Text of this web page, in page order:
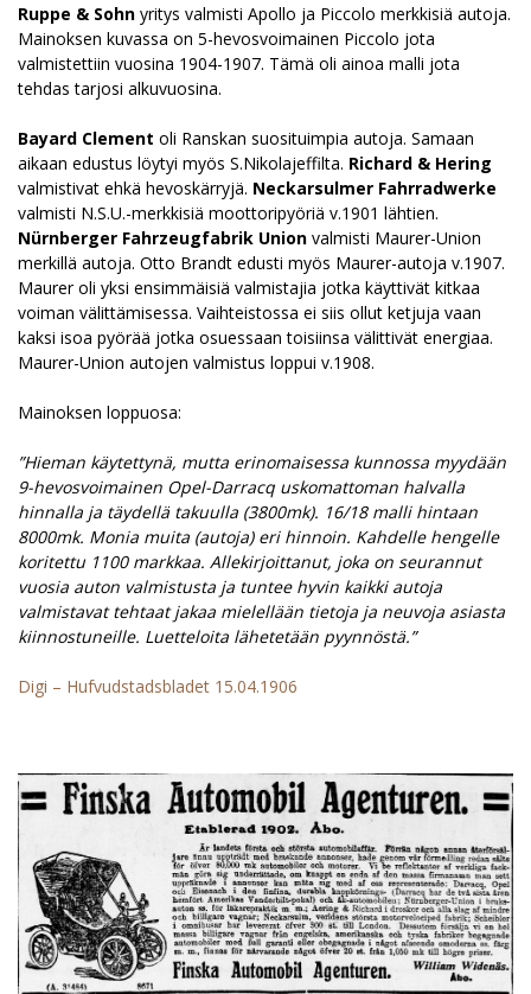
Ruppe & Sohn yritys valmisti Apollo ja Piccolo merkkisiä autoja.
Mainoksen kuvassa on 5-hevosvoimainen Piccolo jota
valmistettiin vuosina 1904-1907. Tämä oli ainoa malli jota
tehdas tarjosi alkuvuosina.
Bayard Clement oli Ranskan suosituimpia autoja. Samaan
aikaan edustus löytyi myös S.Nikolajeffilta. Richard & Hering
valmistivat ehkä hevoskärryjä. Neckarsulmer Fahrradwerke
valmisti N.S.U.-merkkisiä moottoripyöriä v.1901 lähtien.
Nürnberger Fahrzeugfabrik Union valmisti Maurer-Union
merkillä autoja. Otto Brandt edusti myös Maurer-autoja v.1907.
Maurer oli yksi ensimmäisiä valmistajia jotka käyttivät kitkaa
voiman välittämisessa. Vaihteistossa ei siis ollut ketjuja vaan
kaksi isoa pyörää jotka osuessaan toisiinsa välittivät energiaa.
Maurer-Union autojen valmistus loppui v.1908.
Mainoksen loppuosa:
”Hieman käytettynä, mutta erinomaisessa kunnossa myydään
9-hevosvoimainen Opel-Darracq uskomattoman halvalla
hinnalla ja täydellä takuulla (3800mk). 16/18 malli hintaan
8000mk. Monia muita (autoja) eri hinnoin. Kahdelle hengelle
koritettu 1100 markkaa. Allekirjoittanut, joka on seurannut
vuosia auton valmistusta ja tuntee hyvin kaikki autoja
valmistavat tehtaat jakaa mielellään tietoja ja neuvoja asiasta
kiinnostuneille. Luetteloita lähetetään pyynnöstä.”
Digi – Hufvudstadsbladet 15.04.1906